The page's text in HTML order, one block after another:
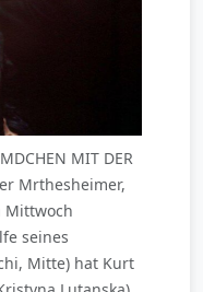
MIT DER
Mrthesheimer,
Mittwoch
seines
Mitte) hat Kurt